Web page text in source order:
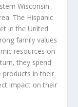
Wisconsin
The Hispanic
in the United
family values
resources on
they spend
products in their
impact on their